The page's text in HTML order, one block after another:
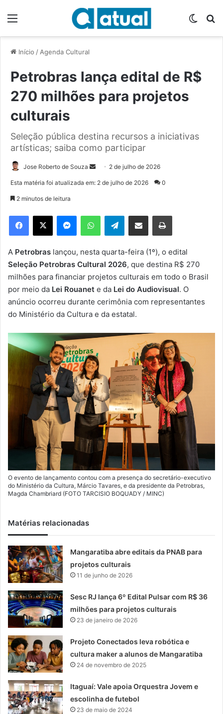
Início / Agenda Cultural
Petrobras lança edital de R$
270 milhões para projetos
culturais
Seleção pública destina recursos a iniciativas
artísticas; saiba como participar
Jose Roberto de Souza
e
m
e
-
m
a
2 de julho de 2026
Esta matéria foi atualizada em: 2 de julho de 2026 0
2 minutos de leitura
Telegram
A Petrobras lançou, nesta quarta-feira (1º), o edital
Seleção Petrobras Cultural 2026, que destina R$ 270
milhões para financiar projetos culturais em todo o Brasil
por meio da Lei Rouanet e da Lei do Audiovisual. O
anúncio ocorreu durante cerimônia com representantes
do Ministério da Cultura e da estatal.
O evento de lançamento contou com a presença do secretário-executivo
do Ministério da Cultura, Márcio Tavares, e da presidente da Petrobras,
Magda Chambriard (FOTO TARCISIO BOQUADY / MINC)
Matérias relacionadas
Mangaratiba abre editais da PNAB para
projetos culturais
11 de junho de 2026
Sesc RJ lança 6º Edital Pulsar com R$ 36
milhões para projetos culturais
23 de janeiro de 2026
Projeto Conectados leva robótica e
cultura maker a alunos de Mangaratiba
24 de novembro de 2025
Itaguaí: Vale apoia Orquestra Jovem e
escolinha de futebol
23 de maio de 2024